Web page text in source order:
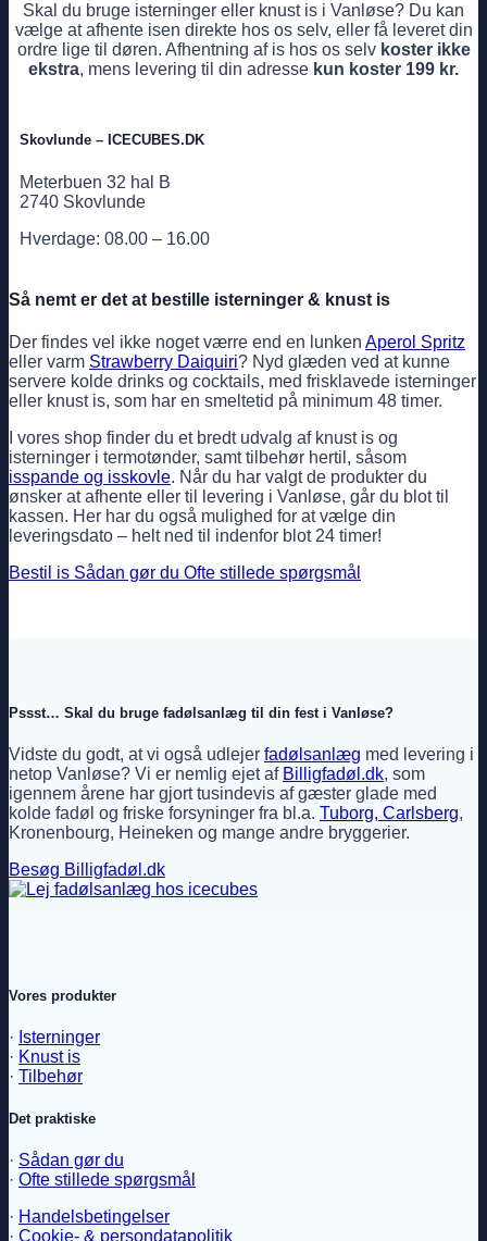
Skal du bruge isterninger eller knust is i Vanløse? Du kan
vælge at afhente isen direkte hos os selv, eller få leveret din
ordre lige til døren. Afhentning af is hos os selv koster ikke
ekstra, mens levering til din adresse kun koster 199 kr.
Skovlunde – ICECUBES.DK
Meterbuen 32 hal B
2740 Skovlunde
Hverdage: 08.00 – 16.00
Så nemt er det at bestille isterninger & knust is
Der findes vel ikke noget værre end en lunken Aperol Spritz
eller varm Strawberry Daiquiri? Nyd glæden ved at kunne
servere kolde drinks og cocktails, med frisklavede isterninger
eller knust is, som har en smeltetid på minimum 48 timer.
I vores shop finder du et bredt udvalg af knust is og
isterninger i termotønder, samt tilbehør hertil, såsom
isspande og isskovle. Når du har valgt de produkter du
ønsker at afhente eller til levering i Vanløse, går du blot til
kassen. Her har du også mulighed for at vælge din
leveringsdato – helt ned til indenfor blot 24 timer!
Bestil is Sådan gør du Ofte stillede spørgsmål
Pssst… Skal du bruge fadølsanlæg til din fest i Vanløse?
Vidste du godt, at vi også udlejer fadølsanlæg med levering i
netop Vanløse? Vi er nemlig ejet af Billigfadøl.dk, som
igennem årene har gjort tusindevis af gæster glade med
kolde fadøl og friske forsyninger fra bl.a. Tuborg, Carlsberg,
Kronenbourg, Heineken og mange andre bryggerier.
Besøg Billigfadøl.dk
Vores produkter
· Isterninger
· Knust is
· Tilbehør
Det praktiske
· Sådan gør du
· Ofte stillede spørgsmål
· Handelsbetingelser
· Cookie- & persondatapolitik